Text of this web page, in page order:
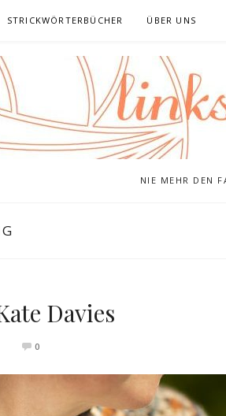
STRICKWÖRTERBÜCHER ÜBER UNS
NIE MEHR DEN
Davies
0